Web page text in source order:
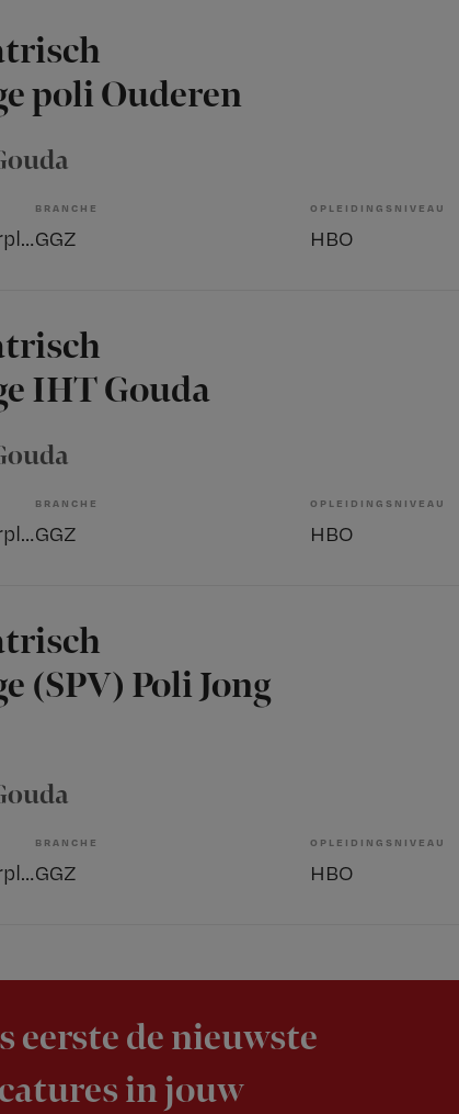
poli Ouderen
Sociaal psychiatrisch verpleegkundige
BRANCHE
GGZ
OPLEIDINGSNIVEAU
HBO
IHT Gouda
Sociaal psychiatrisch verpleegkundige
BRANCHE
GGZ
OPLEIDINGSNIVEAU
HBO
(SPV) Poli Jong
Sociaal psychiatrisch verpleegkundige
BRANCHE
GGZ
OPLEIDINGSNIVEAU
HBO
eerste de nieuwste
in jouw